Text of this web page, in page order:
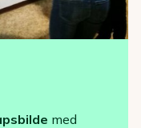
med